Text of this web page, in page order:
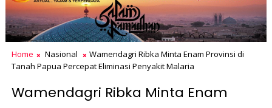
Home Nasional
Wamendagri Ribka Minta Enam Provinsi di
Tanah Papua Percepat Eliminasi Penyakit Malaria
Wamendagri Ribka Minta Enam